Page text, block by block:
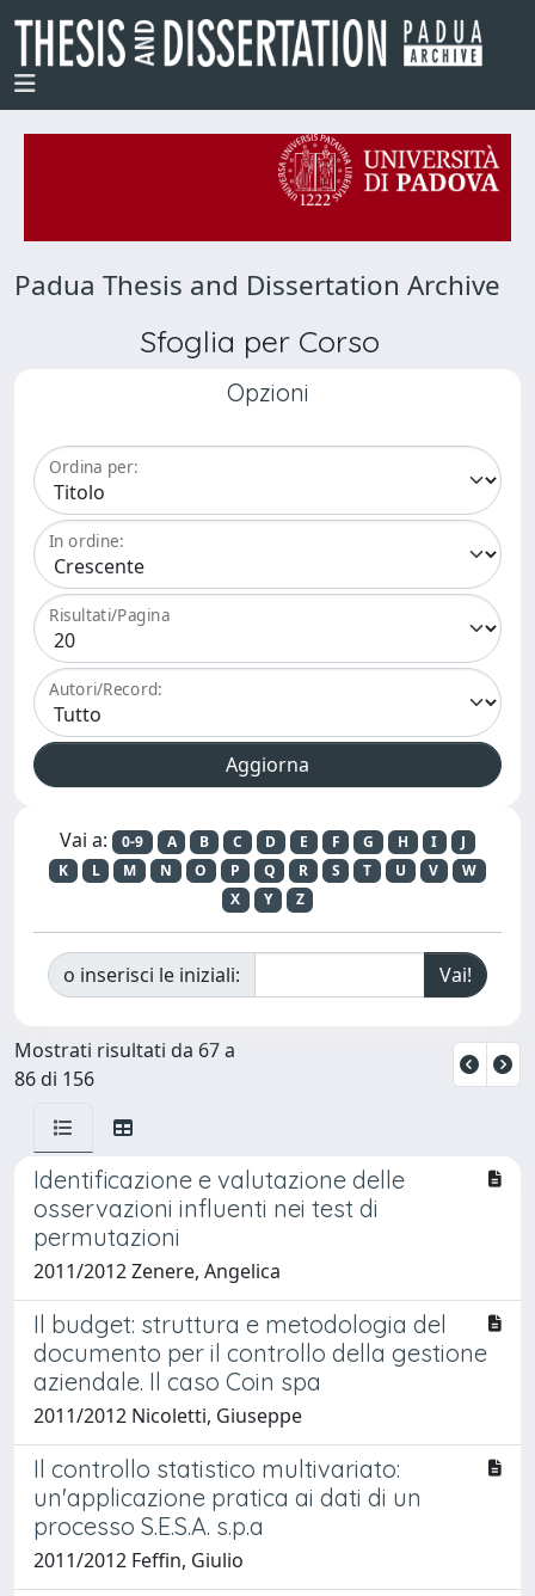
Padua Thesis and Dissertation Archive
Sfoglia per Corso
Opzioni
Ordina per:
In ordine:
Risultati/Pagina
Autori/Record:
Vai a: 0-9 A B C D E F G H I
J
K
L M N O P Q R S T U V
W
X
Y Z
o inserisci le iniziali:
Mostrati risultati da 67 a
86 di 156
Identificazione e valutazione delle
osservazioni influenti nei test di
permutazioni
2011/2012 Zenere, Angelica
Il budget: struttura e metodologia del
documento per il controllo della gestione
aziendale. Il caso Coin spa
2011/2012 Nicoletti, Giuseppe
Il controllo statistico multivariato:
un'applicazione pratica ai dati di un
processo S.E.S.A. s.p.a
2011/2012 Feffin, Giulio